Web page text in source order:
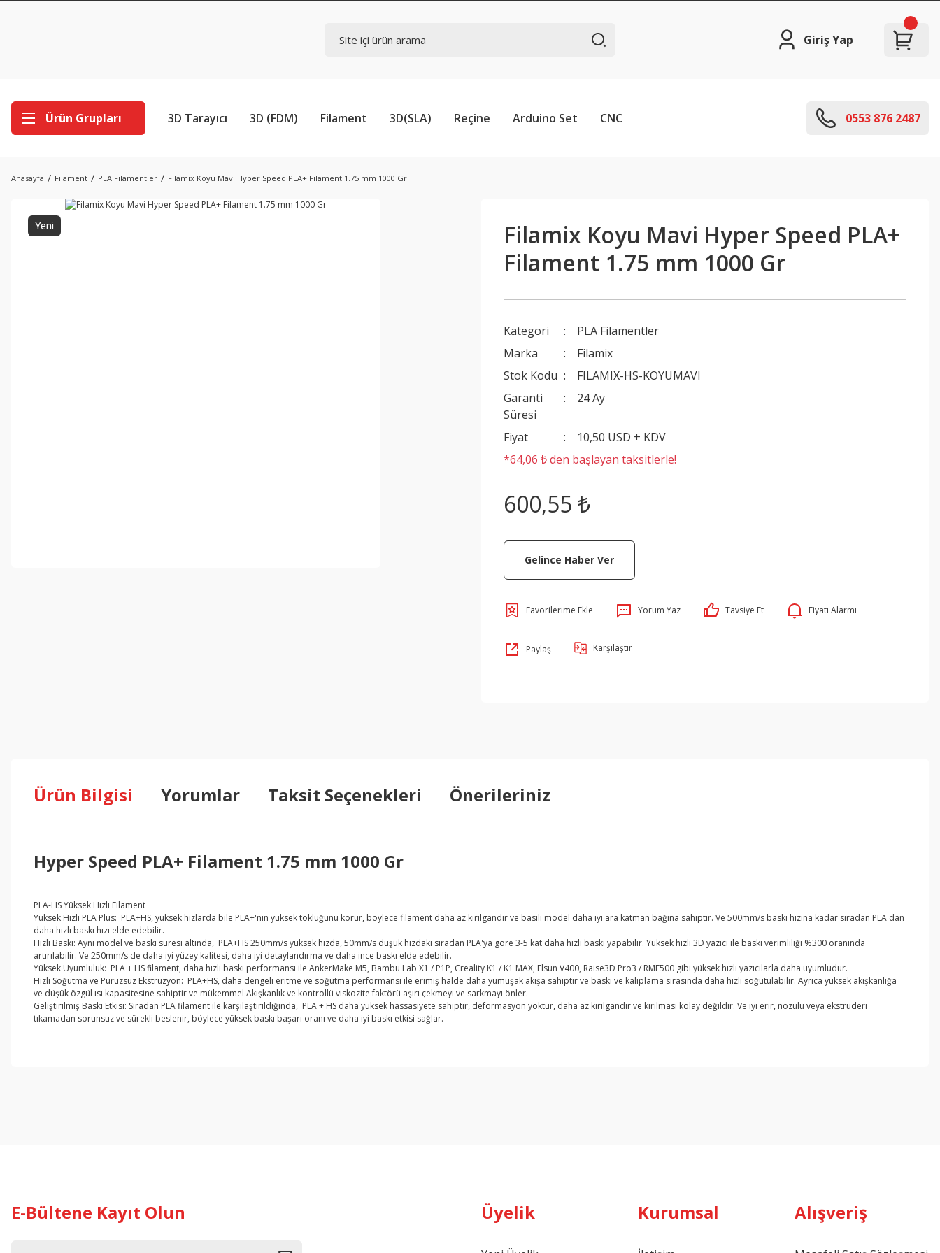
Giriş Yap
Ürün Grupları 3D Tarayıcı 3D (FDM) Filament 3D(SLA) Reçine Arduino Set CNC 0553 876 2487
Anasayfa Filament PLA Filamentler Filamix Koyu Mavi Hyper Speed PLA+ Filament 1.75 mm 1000 Gr
Yeni
Filamix Koyu Mavi Hyper Speed PLA+
Filament 1.75 mm 1000 Gr
Kategori
PLA Filamentler
Marka
Filamix
Stok Kodu
FILAMIX-HS-KOYUMAVI
Garanti
Süresi
24 Ay
Fiyat
10,50 USD + KDV
*64,06 ₺ den başlayan taksitlerle!
600,55 ₺
Gelince Haber Ver
Yorum Yaz Tavsiye Et Fiyatı Alarmı
Paylaş Karşılaştır
Ürün Bilgisi Yorumlar Taksit Seçenekleri Önerileriniz
Hyper Speed PLA+ Filament 1.75 mm 1000 Gr
PLA-HS Yüksek Hızlı Filament
Yüksek Hızlı PLA Plus: PLA+HS, yüksek hızlarda bile PLA+'nın yüksek tokluğunu korur, böylece filament daha az kırılgandır ve basılı model daha iyi ara katman bağına sahiptir. Ve 500mm/s baskı hızına kadar sıradan PLA'dan
daha hızlı baskı hızı elde edebilir.
Hızlı Baskı: Aynı model ve baskı süresi altında, PLA+HS 250mm/s yüksek hızda, 50mm/s düşük hızdaki sıradan PLA'ya göre 3-5 kat daha hızlı baskı yapabilir. Yüksek hızlı 3D yazıcı ile baskı verimliliği %300 oranında
artırılabilir. Ve 250mm/s'de daha iyi yüzey kalitesi, daha iyi detaylandırma ve daha ince baskı elde edebilir.
Yüksek Uyumluluk: PLA + HS filament, daha hızlı baskı performansı ile AnkerMake M5, Bambu Lab X1 / P1P, Creality K1 / K1 MAX, Flsun V400, Raise3D Pro3 / RMF500 gibi yüksek hızlı yazıcılarla daha uyumludur.
Hızlı Soğutma ve Pürüzsüz Ekstrüzyon: PLA+HS, daha dengeli eritme ve soğutma performansı ile erimiş halde daha yumuşak akışa sahiptir ve baskı ve kalıplama sırasında daha hızlı soğutulabilir. Ayrıca yüksek akışkanlığa
ve düşük özgül ısı kapasitesine sahiptir ve mükemmel Akışkanlık ve kontrollü viskozite faktörü aşırı çekmeyi ve sarkmayı önler.
Geliştirilmiş Baskı Etkisi: Sıradan PLA filament ile karşılaştırıldığında, PLA + HS daha yüksek hassasiyete sahiptir, deformasyon yoktur, daha az kırılgandır ve kırılması kolay değildir. Ve iyi erir, nozulu veya ekstrüderi
tıkamadan sorunsuz ve sürekli beslenir, böylece yüksek baskı başarı oranı ve daha iyi baskı etkisi sağlar.
E-Bültene Kayıt Olun Üyelik Kurumsal Alışveriş